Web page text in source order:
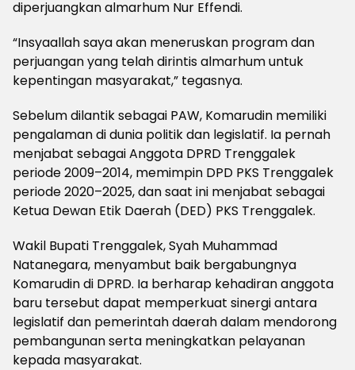
diperjuangkan almarhum Nur Effendi.
“Insyaallah saya akan meneruskan program dan
perjuangan yang telah dirintis almarhum untuk
kepentingan masyarakat,” tegasnya.
Sebelum dilantik sebagai PAW, Komarudin memiliki
pengalaman di dunia politik dan legislatif. Ia pernah
menjabat sebagai Anggota DPRD Trenggalek
periode 2009–2014, memimpin DPD PKS Trenggalek
periode 2020–2025, dan saat ini menjabat sebagai
Ketua Dewan Etik Daerah (DED) PKS Trenggalek.
Wakil Bupati Trenggalek, Syah Muhammad
Natanegara, menyambut baik bergabungnya
Komarudin di DPRD. Ia berharap kehadiran anggota
baru tersebut dapat memperkuat sinergi antara
legislatif dan pemerintah daerah dalam mendorong
pembangunan serta meningkatkan pelayanan
kepada masyarakat.